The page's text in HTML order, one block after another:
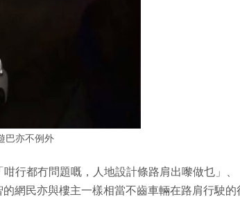
巴亦不例外
行都冇問題嘅，人地設計條路肩出嚟做乜」、
網民亦與樓主一樣相當不齒車輛在路肩行駛的